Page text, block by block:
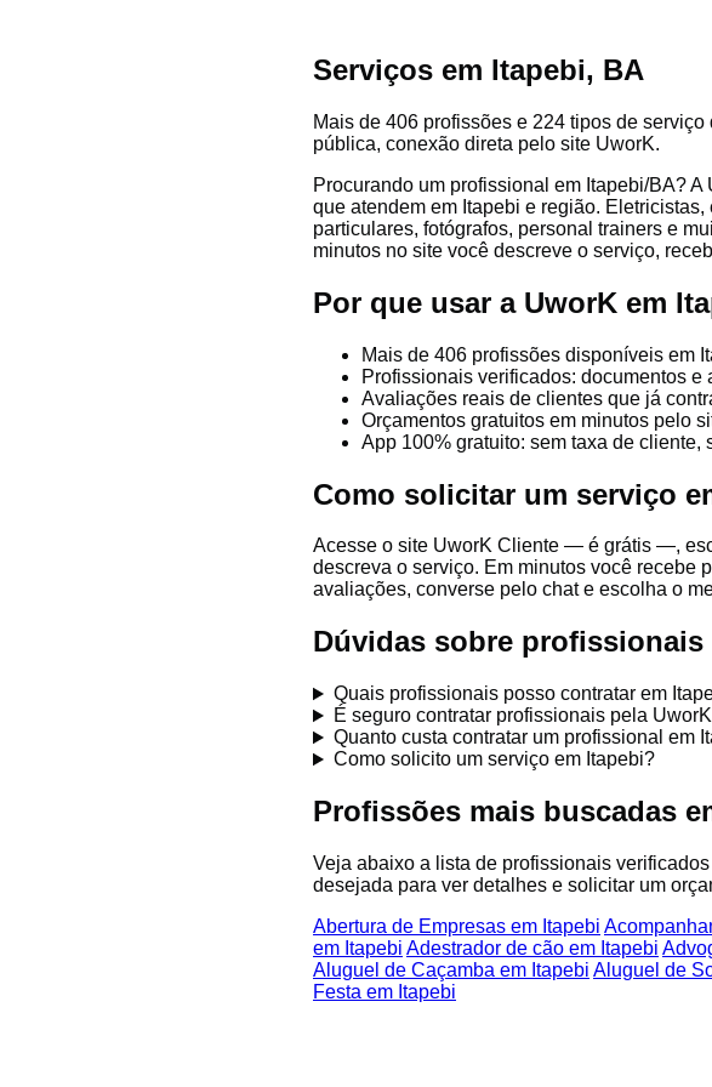
Serviços em Itapebi, BA
Mais de 406 profissões e 224 tipos de
pública, conexão direta pelo site UworK.
Procurando um profissional em Itapebi/BA?
que atendem em Itapebi e região.
particulares, fotógrafos, personal trainers e
minutos no site você descreve o serviço,
Por que usar a UworK em
Mais de 406 profissões disponíveis em
Profissionais verificados: documentos e
Avaliações reais de clientes que já
Orçamentos gratuitos em minutos pelo
App 100% gratuito: sem taxa de cliente,
Como solicitar um serviço
Acesse o site UworK Cliente — é grátis —,
descreva o serviço. Em minutos você recebe
avaliações, converse pelo chat e escolha o
Dúvidas sobre profissionais
Quais profissionais posso contratar em
É seguro contratar profissionais pela
Quanto custa contratar um profissional em
Como solicito um serviço em Itapebi?
Profissões mais buscadas
Veja abaixo a lista de profissionais
desejada para ver detalhes e solicitar um
Abertura de Empresas em Itapebi
em Itapebi Adestrador de cão em Itapebi
Aluguel de Caçamba em Itapebi Aluguel de
Festa em Itapebi